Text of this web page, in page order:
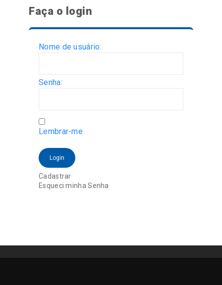
Faça o login
Nome de usuário:
Senha:
Lembrar-me
Login
Cadastrar
Esqueci minha Senha